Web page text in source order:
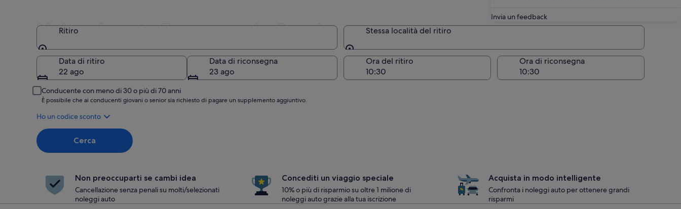
Invia un feedback
Noleggio auto Europcar a La Spezia
Ritiro
Ritiro
Stessa località del ritiro
Stessa località del ritiro
Data di ritiro
22 ago
Data di riconsegna
23 ago
Ora del ritiro Ora di riconsegna
Conducente con meno di 30 o più di 70 anni
È possibile che ai conducenti giovani o senior sia richiesto di pagare un supplemento aggiuntivo.
Ho un codice sconto
Cerca
Non preoccuparti se cambi idea
Cancellazione senza penali su molti/selezionati
noleggi auto
Concediti un viaggio speciale
10% o più di risparmio su oltre 1 milione di
noleggi auto grazie alla tua iscrizione
Acquista in modo intelligente
Confronta i noleggi auto per ottenere grandi
risparmi